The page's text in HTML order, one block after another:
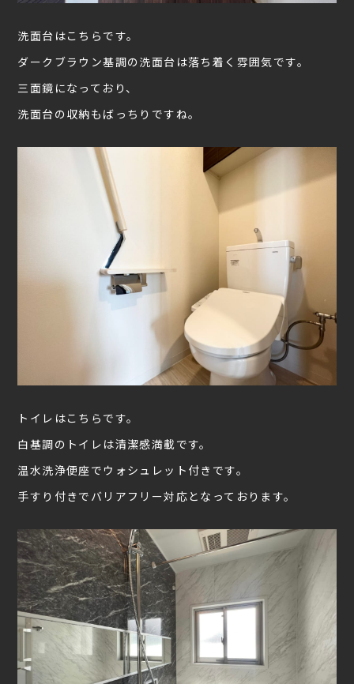
洗面台はこちらです。
ダークブラウン基調の洗面台は落ち着く雰囲気です。
三面鏡になっており、
洗面台の収納もばっちりですね。
トイレはこちらです。
白基調のトイレは清潔感満載です。
温水洗浄便座でウォシュレット付きです。
手すり付きでバリアフリー対応となっております。